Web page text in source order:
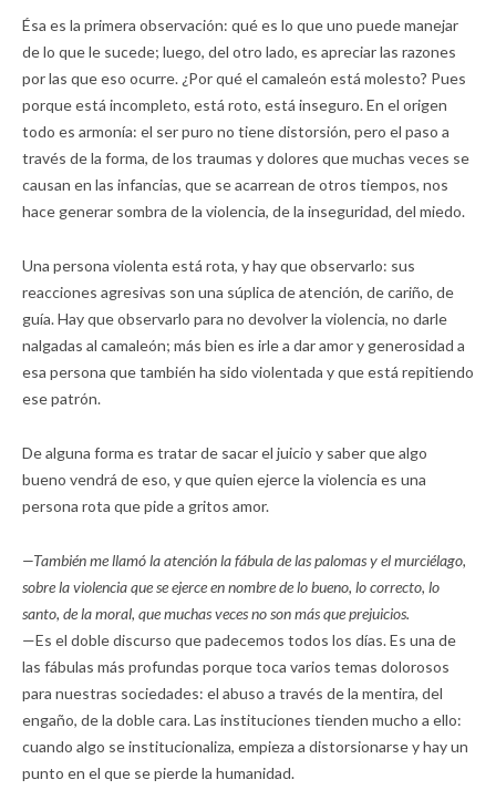
Ésa es la primera observación: qué es lo que uno puede manejar
de lo que le sucede; luego, del otro lado, es apreciar las razones
por las que eso ocurre. ¿Por qué el camaleón está molesto? Pues
porque está incompleto, está roto, está inseguro. En el origen
todo es armonía: el ser puro no tiene distorsión, pero el paso a
través de la forma, de los traumas y dolores que muchas veces se
causan en las infancias, que se acarrean de otros tiempos, nos
hace generar sombra de la violencia, de la inseguridad, del miedo.
Una persona violenta está rota, y hay que observarlo: sus
reacciones agresivas son una súplica de atención, de cariño, de
guía. Hay que observarlo para no devolver la violencia, no darle
nalgadas al camaleón; más bien es irle a dar amor y generosidad a
esa persona que también ha sido violentada y que está repitiendo
ese patrón.
De alguna forma es tratar de sacar el juicio y saber que algo
bueno vendrá de eso, y que quien ejerce la violencia es una
persona rota que pide a gritos amor.
—También me llamó la atención la fábula de las palomas y el murciélago,
sobre la violencia que se ejerce en nombre de lo bueno, lo correcto, lo
santo, de la moral, que muchas veces no son más que prejuicios.
—Es el doble discurso que padecemos todos los días. Es una de
las fábulas más profundas porque toca varios temas dolorosos
para nuestras sociedades: el abuso a través de la mentira, del
engaño, de la doble cara. Las instituciones tienden mucho a ello:
cuando algo se institucionaliza, empieza a distorsionarse y hay un
punto en el que se pierde la humanidad.